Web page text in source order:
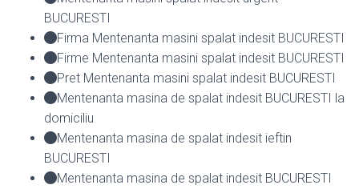
BUCURESTI
Firma Mentenanta masini spalat indesit BUCURESTI
Firme Mentenanta masini spalat indesit BUCURESTI
Pret Mentenanta masini spalat indesit BUCURESTI
Mentenanta masina de spalat indesit BUCURESTI la
domiciliu
Mentenanta masina de spalat indesit ieftin
BUCURESTI
Mentenanta masina de spalat indesit BUCURESTI